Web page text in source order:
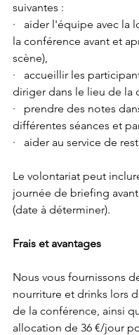
suivantes :
·   aider l'équipe avec
la conférence avant et
scène),
·   accueillir les
diriger dans le lieu de la
·   prendre des notes
différentes séances et
·   aider au service de
Le volontariat peut
journée de briefing
(date à déterminer).
Frais et avantages
Nous vous fournissons
nourriture et drinks lors
de la conférence, ainsi
allocation de 36 €/jour